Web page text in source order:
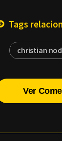
Tags
christian
Ver